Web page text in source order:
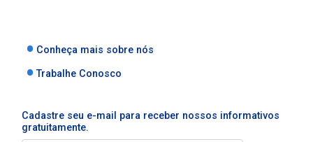
Conheça mais sobre nós
Trabalhe Conosco
Cadastre seu e-mail para receber nossos informativos
gratuitamente.